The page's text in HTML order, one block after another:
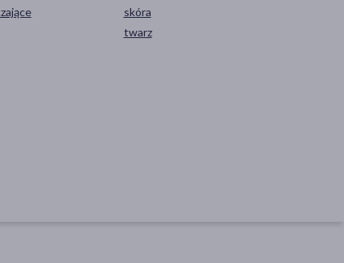
skóra
twarz